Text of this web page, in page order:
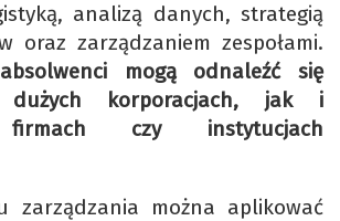
analizą danych, strategią
oraz zarządzaniem zespołami.
mogą odnaleźć się
korporacjach, jak i
firmach czy instytucjach
zarządzania można aplikować